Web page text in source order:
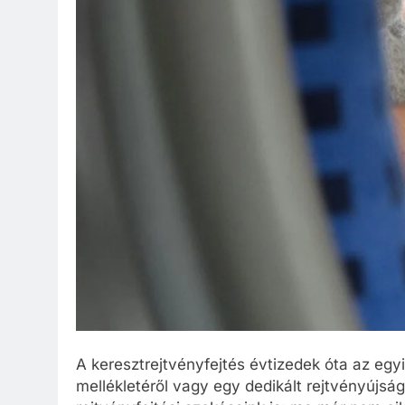
A keresztrejtvényfejtés évtizedek óta az
mellékletéről vagy egy dedikált